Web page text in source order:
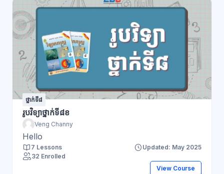
ថ្នាក់ទី៨
រូបវិទ្យាថ្នាក់ទី៨ខ
Veng Channy
Hello
7 Lessons
Updated: May 2025
32 Enrolled
View Course